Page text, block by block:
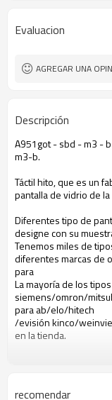
Evaluacion
AGREGAR UNA
Descripción
A951got - sbd - m3 -
m3-b.
Táctil hito, que es un
pantalla de vidrio de
Diferentes tipo de
designe con su
Tenemos miles de
diferentes marcas de
para
La mayoría de los
siemens/omron/
para ab/elo/hitech
/evisión kinco/
en la tienda.
a951got - sbd - m3 -
recomendar